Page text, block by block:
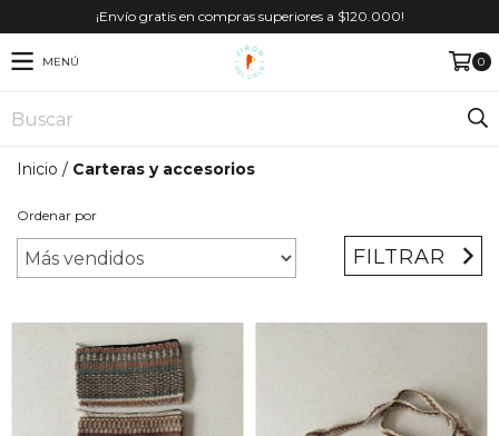
¡Envío gratis en compras superiores a $120.000!
MENÚ 0
Inicio / Carteras y accesorios
Ordenar por
FILTRAR